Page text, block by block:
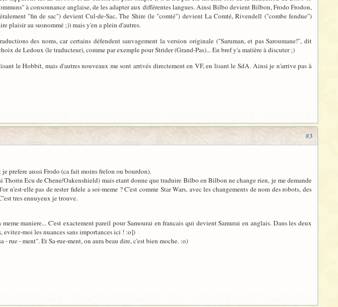
à consonnance anglaise, de les adapter aux différentes langues. Ainsi Bilbo devient Bilbon, Frodo Frodon,
"fin de sac") devient Cul-de-Sac, The Shire (le "comté") devient La Comté, Rivendell ("combe fendue")
plaisir au susnommé ;)) mais y'en a plein d'autres.
des noms, car certains défendent sauvagement la version originale ("Saruman, et pas Saroumane!", dit
de Ledoux (le traducteur), comme par exemple pour Strider (Grand-Pas)... En bref y'a matière à discuter ;)
le Hobbit, mais d'autres nouveaux me sont arrivés directement en VF, en lisant le SdA. Ainsi je n'arrive pas à
#3
prefere aussi Frodo (ca fait moins frelon ou bourdon).
Ecu de Chene/Oakenshield) mais etant donne que traduire Bilbo en Bilbon ne change rien, je me demande
elle pas de rester fidele a soi-meme ? C'est comme Star Wars, avec les changements de nom des robots, des
tres ennuyeux je trouve.
maniere... C'est exactement pareil pour Samourai en francais qui devient Samurai en anglais. Dans les deux
moi les nuances sans importances ici ! :o])
rue - ment". Et Sa-rue-ment, on aura beau dire, c'est bien moche. :o)